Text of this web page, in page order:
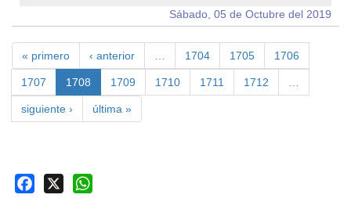
Sábado, 05 de Octubre del 2019
« primero ‹ anterior 1704 1705 1706
1707 1708 1709 1710 1711 1712
siguiente › última »
Facebook